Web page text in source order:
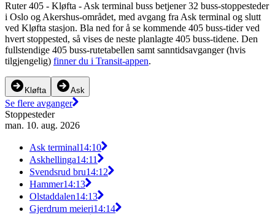
Ruter 405 - Kløfta - Ask terminal buss betjener 32 buss-stoppesteder
i Oslo og Akershus-området, med avgang fra Ask terminal og slutt
ved Kløfta stasjon. Bla ned for å se kommende 405 buss-tider ved
hvert stoppested, så vises de neste planlagte 405 buss-tidene. Den
fullstendige 405 buss-rutetabellen samt sanntidsavganger (hvis
tilgjengelig) finner du i Transit-appen.
Kløfta Ask
Se flere avganger
Stoppesteder
man. 10. aug. 2026
Ask terminal14:10
Askhellinga14:11
Svendsrud bru14:12
Hammer14:13
Olstaddalen14:13
Gjerdrum meieri14:14